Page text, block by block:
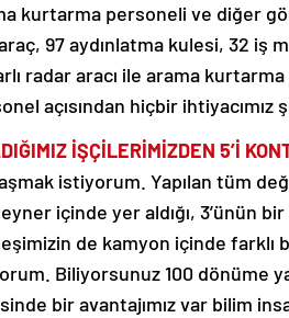
kurtarma personeli ve diğer
97 aydınlatma kulesi, 32 iş
radar aracı ile arama
açısından hiçbir ihtiyacımız
İŞÇİLERİMİZDEN 5’İ
istiyorum. Yapılan tüm
içinde yer aldığı, 3’ünün
de kamyon içinde
Biliyorsunuz 100 dönüme
bir avantajımız var bilim